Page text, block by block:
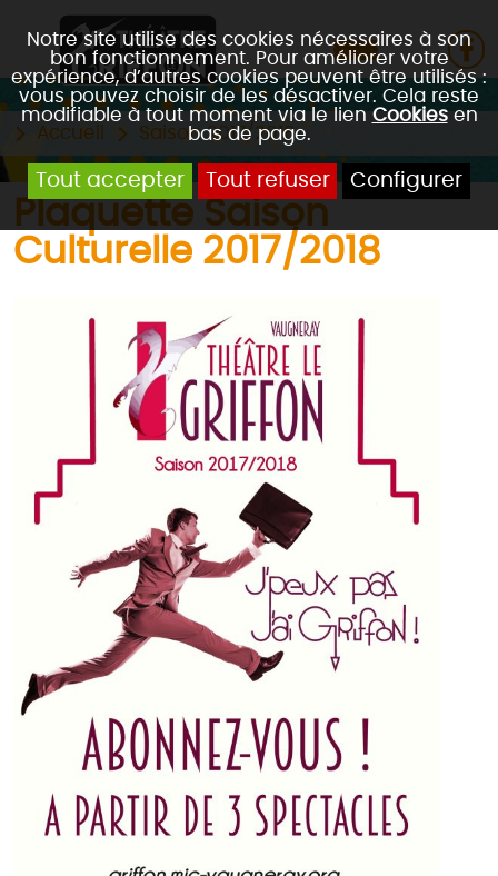
Notre site utilise des cookies nécessaires à son
bon fonctionnement. Pour améliorer votre
expérience, d’autres cookies peuvent être utilisés :
vous pouvez choisir de les désactiver. Cela reste
modifiable à tout moment via le lienCookiesen
bas de page.
Tout accepter Tout refuser Configurer
Accueil Saison 2017/2018
Plaquette Saison
Culturelle 2017/2018